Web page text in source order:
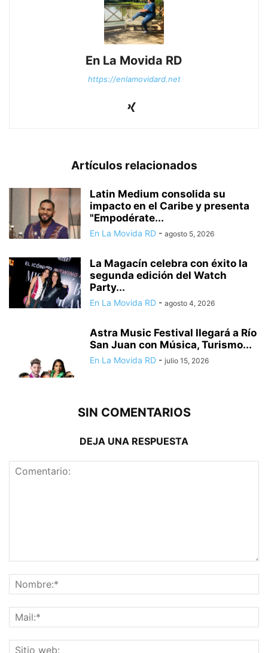
En La Movida RD
https://enlamovidard.net
Artículos relacionados
Latin Medium consolida su
impacto en el Caribe y presenta
"Empodérate...
En La Movida RD - agosto 5, 2026
La Magacín celebra con éxito la
segunda edición del Watch
Party...
En La Movida RD - agosto 4, 2026
Astra Music Festival llegará a Río
San Juan con Música, Turismo...
En La Movida RD - julio 15, 2026
SIN COMENTARIOS
DEJA UNA RESPUESTA